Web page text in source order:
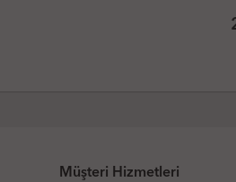
Müşteri Hizmetleri